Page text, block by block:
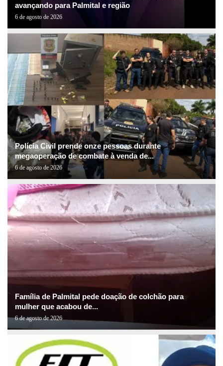
avançando para Palmital e região
6 de agosto de 2026
Polícia Civil prende onze pessoas durante
megaoperação de combate à venda de...
6 de agosto de 2026
Família de Palmital pede doação de colchão para
mulher que acabou de...
6 de agosto de 2026